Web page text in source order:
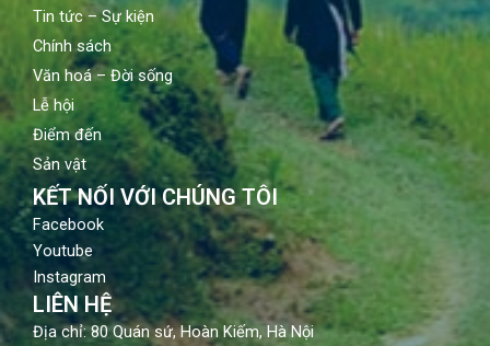
Tin tức – Sự kiện
Chính sách
Văn hoá – Đời sống
Lễ hội
Điểm đến
Sản vật
KẾT NỐI VỚI CHÚNG TÔI
Facebook
Youtube
Instagram
LIÊN HỆ
Địa chỉ: 80 Quán sứ, Hoàn Kiếm, Hà Nội